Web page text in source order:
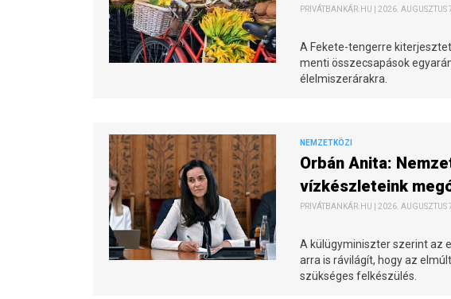
PRIVÁTBANKÁR.HU | 2026. AUGUSZTUS
A Fekete-tengerre
menti összecsapások
élelmiszerárakra.
NEMZETKÖZI
Orbán Anita:
vízkészleteink
PRIVÁTBANKÁR.HU | 2026. AUGUSZTUS
A külügyminiszter szerint az
arra is rávilágít, hogy az
szükséges felkészülés.